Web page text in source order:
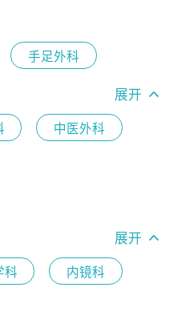
手足外科
展开
中医外科
展开
科 内镜科